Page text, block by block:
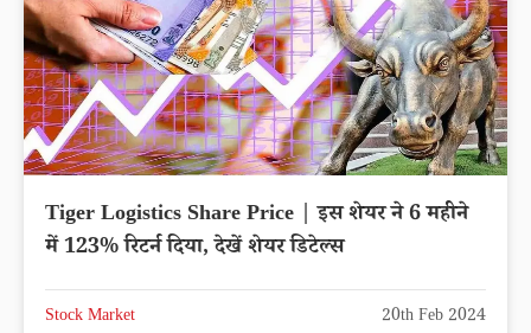
Tiger Logistics Share Price | इस शेयर ने 6 महीने
में 123% रिटर्न दिया, देखें शेयर डिटेल्स
Stock Market 20th Feb 2024